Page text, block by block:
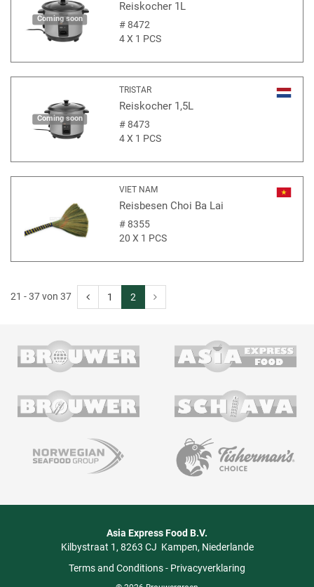
Coming soon
Reiskocher 1L
#8472
4 X 1 PCS
Coming soon
TRISTAR
Reiskocher 1,5L
#8473
4 X 1 PCS
VIET NAM
Reisbesen Choi Ba Lai
#8355
20 X 1 PCS
21 - 37 von 37 1 2
Asia Express Food B.V.
Kilbystraat 1 8263 CJ Kampen Niederlande
Terms and Conditions- Privacyverklaring